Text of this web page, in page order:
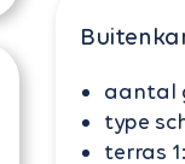
aantal
type
terras 1: